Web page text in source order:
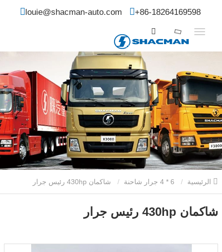
+86-18264169598
louie@shacman-auto.com
6 * 4 جرار شاحنة
شاكمان 430hp رئيس جرار